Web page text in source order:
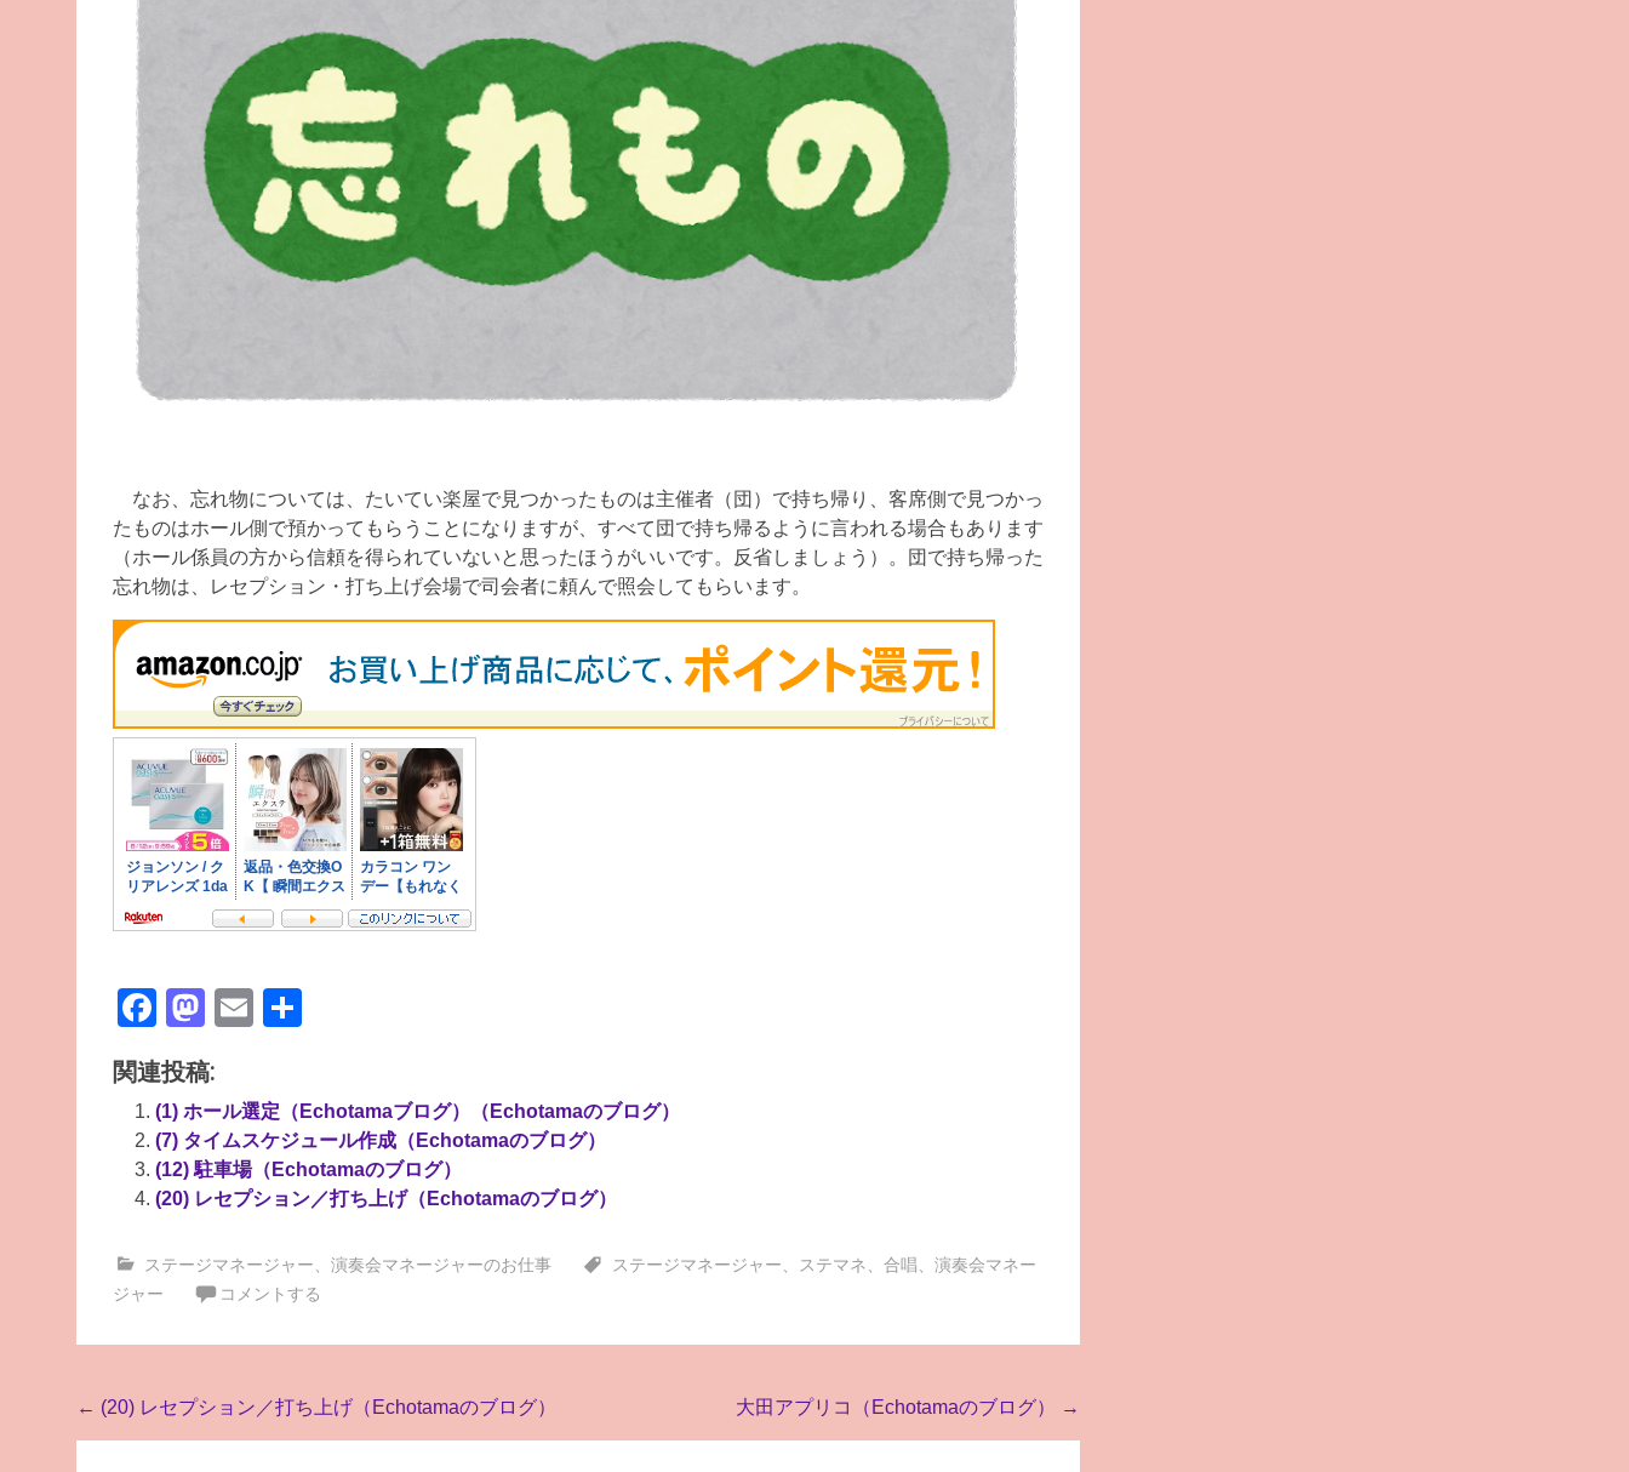
なお、忘れ物については、たいてい楽屋で見つかったものは主催者（団）で持ち帰り、客席側で見つかっ
たものはホール側で預かってもらうことになりますが、すべて団で持ち帰るように言われる場合もあります
（ホール係員の方から信頼を得られていないと思ったほうがいいです。反省しましょう）。団で持ち帰った
忘れ物は、レセプション・打ち上げ会場で司会者に頼んで照会してもらいます。
Facebook
Mastodon
Email
関連投稿:
(1) ホール選定（Echotamaブログ）（Echotamaのブログ）
(7) タイムスケジュール作成（Echotamaのブログ）
(12) 駐車場（Echotamaのブログ）
(20) レセプション／打ち上げ（Echotamaのブログ）
ステージマネージャー 演奏会マネージャーのお仕事 ステージマネージャー ステマネ 合唱
演奏会マネー
ジャー
コメントする
投
稿
← (20) レセプション／打ち上げ（Echotamaのブログ） 大田アプリコ（Echotamaのブログ） →